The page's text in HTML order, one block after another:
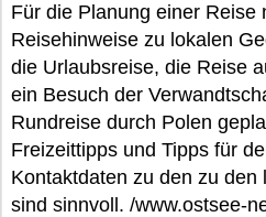
Für die Planung einer Reise
Reisehinweise zu lokalen
die Urlaubsreise, die Reise
ein Besuch der
Rundreise durch Polen
Freizeittipps und Tipps für
Kontaktdaten zu den zu den
sind sinnvoll. /www.ostsee-